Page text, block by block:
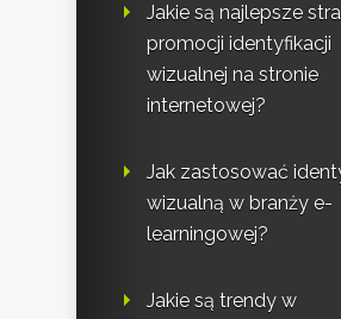
Jakie są najlepsze
promocji identyfikacji
wizualnej na stronie
internetowej?
Jak zastosować
wizualną w branży e-
learningowej?
Jakie są trendy w